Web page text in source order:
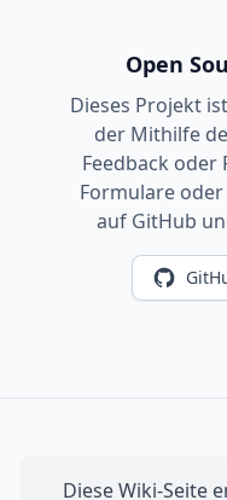
Open
Dieses Projekt
der Mithilfe
Feedback oder
Formulare oder
auf GitHub
Diese Wiki-Seite